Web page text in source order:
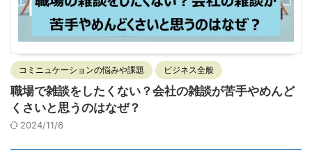
コミニュケーションの悩みや課題 ビジネス全般
職場で雑談をしたくない？会社の雑談が苦手やめんど
くさいと思うのはなぜ？
2024/11/6